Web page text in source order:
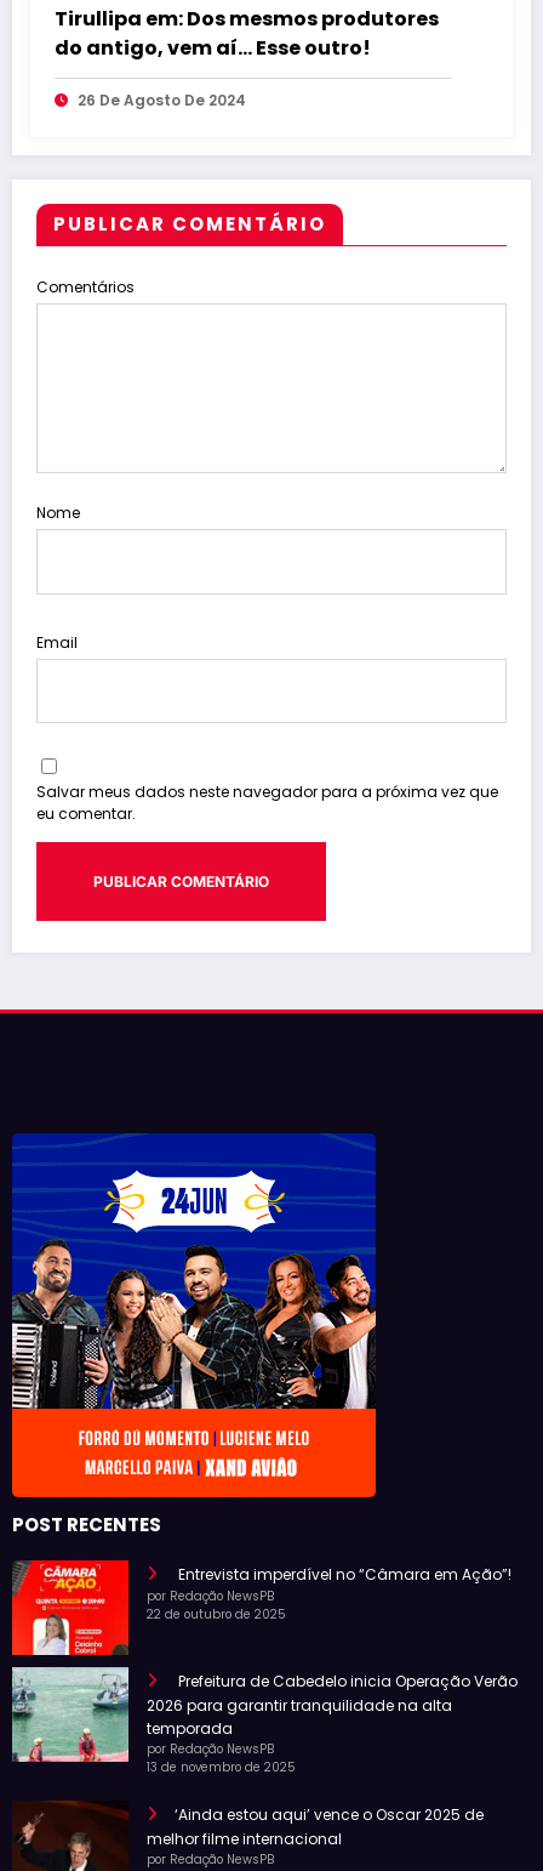
Tirullipa em: Dos mesmos produtores
do antigo, vem aí… Esse outro!
26 De Agosto De 2024
PUBLICAR COMENTÁRIO
Comentários
Nome
Email
Salvar meus dados neste navegador para a próxima vez que
eu comentar.
POST RECENTES
Entrevista imperdível no “Câmara em Ação”!
por Redação NewsPB
22 de outubro de 2025
Prefeitura de Cabedelo inicia Operação Verão
2026 para garantir tranquilidade na alta
temporada
por Redação NewsPB
13 de novembro de 2025
‘Ainda estou aqui’ vence o Oscar 2025 de
melhor filme internacional
por Redação NewsPB